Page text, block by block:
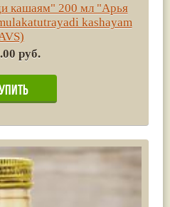
кашаям" 200 мл "Арья
kashayam
руб.